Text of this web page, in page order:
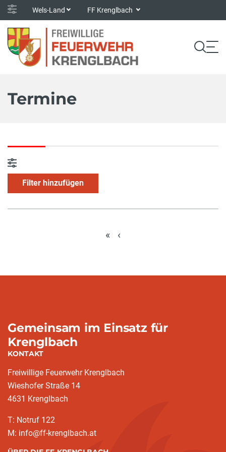
Wels-Land FF Krenglbach
Termine
Filter hinzufügen
« ‹
Gemeinsam im Einsatz für
Krenglbach
KONTAKT
Freiwillige Feuerwehr Krenglbach
Wieshofer Straße 14
4631 Krenglbach
T: Notruf 122
M: info@ff-krenglbach.at